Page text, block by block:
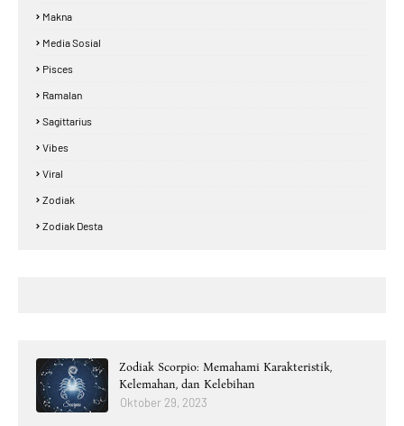
Makna
Media Sosial
Pisces
Ramalan
Sagittarius
Vibes
Viral
Zodiak
Zodiak Desta
Zodiak Scorpio: Memahami Karakteristik,
Kelemahan, dan Kelebihan
Oktober 29, 2023